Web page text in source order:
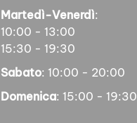
Martedì-Venerdì:
10:00 - 13:00
15:30 - 19:30
Sabato: 10:00 - 20:00
Domenica: 15:00 - 19:30